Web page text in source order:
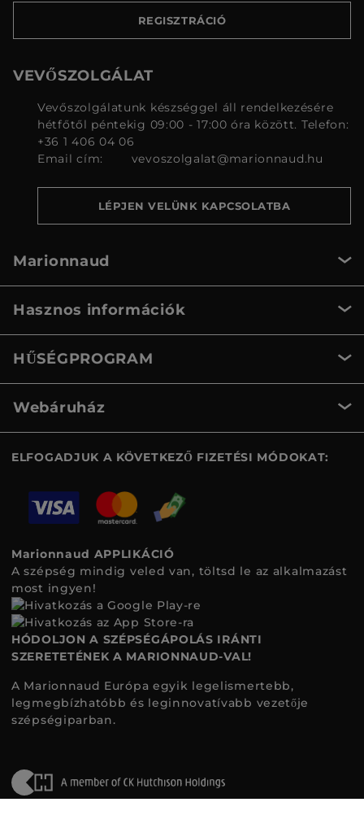
REGISZTRÁCIÓ
VEVŐSZOLGÁLAT
Vevőszolgálatunk készséggel áll rendelkezésére
hétfőtől péntekig 09:00 - 17:00 óra között. Telefon:
+36 1 406 04 06
Email cím:
vevoszolgalat@marionnaud.hu
LÉPJEN VELÜNK KAPCSOLATBA
Marionnaud
Hasznos információk
HŰSÉGPROGRAM
Webáruház
ELFOGADJUK A KÖVETKEZŐ FIZETÉSI MÓDOKAT:
Marionnaud APPLIKÁCIÓ
A szépség mindig veled van, töltsd le az alkalmazást
most ingyen!
HÓDOLJON A SZÉPSÉGÁPOLÁS IRÁNTI
SZERETETÉNEK A MARIONNAUD-VAL!
A Marionnaud Európa egyik legelismertebb,
legmegbízhatóbb és leginnovatívabb vezetője
szépségiparban.